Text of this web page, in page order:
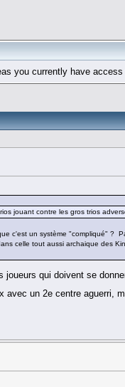
you currently have access
jouant contre les gros trios
c'est un système "compliqué"
celle tout aussi archaique des
qui doivent se
un 2e centre aguerri,